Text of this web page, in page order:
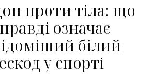
проти тіла: що
означає
білий
у спорті